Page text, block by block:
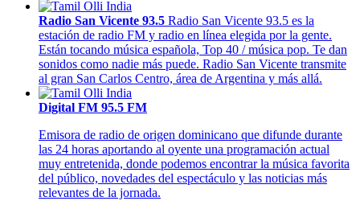
Radio San Vicente 93.5 Radio San Vicente 93.5 es la
estación de radio FM y radio en línea elegida por la gente.
Están tocando música española, Top 40 / música pop. Te dan
sonidos como nadie más puede. Radio San Vicente transmite
al gran San Carlos Centro, área de Argentina y más allá.
Digital FM 95.5 FM
Emisora de radio de origen dominicano que difunde durante
las 24 horas aportando al oyente una programación actual
muy entretenida, donde podemos encontrar la música favorita
del público, novedades del espectáculo y las noticias más
relevantes de la jornada.